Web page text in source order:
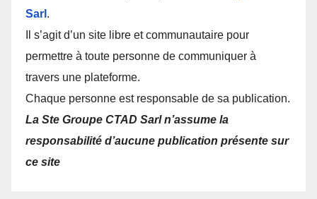
Sarl .
Il s’agit d’un site libre et communautaire pour
permettre à toute personne de communiquer à
travers une plateforme.
Chaque personne est responsable de sa publication.
La Ste Groupe CTAD Sarl n’assume la
responsabilité d’aucune publication présente sur
ce site